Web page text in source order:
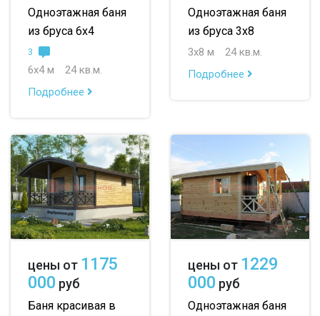
Одноэтажная баня
из бруса 6х4
3
6х4 м
24 кв.м.
Подробнее
Одноэтажная баня
из бруса 3х8
3х8 м
24 кв.м.
Подробнее
цены от 1175
000 руб
Баня красивая в
цены от 1229
000 руб
Одноэтажная баня